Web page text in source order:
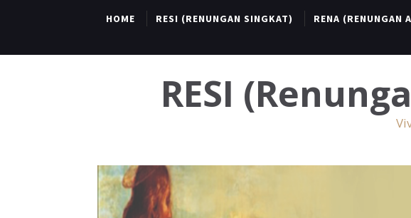
HOME RESI (RENUNGAN SINGKAT) RENA (RENUNGAN
RESI